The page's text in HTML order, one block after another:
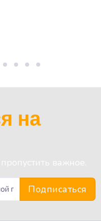
на
важное.
Подписаться